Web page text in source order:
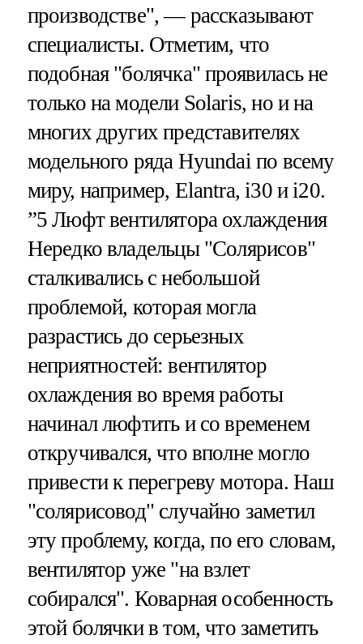
производстве", — рассказывают
специалисты. Отметим, что
подобная "болячка" проявилась не
только на модели Solaris, но и на
многих других представителях
модельного ряда Hyundai по всему
миру, например, Elantra, i30 и i20.
”5 Люфт вентилятора охлаждения
Нередко владельцы "Солярисов"
сталкивались с небольшой
проблемой, которая могла
разрастись до серьезных
неприятностей: вентилятор
охлаждения во время работы
начинал люфтить и со временем
откручивался, что вполне могло
привести к перегреву мотора. Наш
"солярисовод" случайно заметил
эту проблему, когда, по его словам,
вентилятор уже "на взлет
собирался". Коварная особенность
этой болячки в том, что заметить